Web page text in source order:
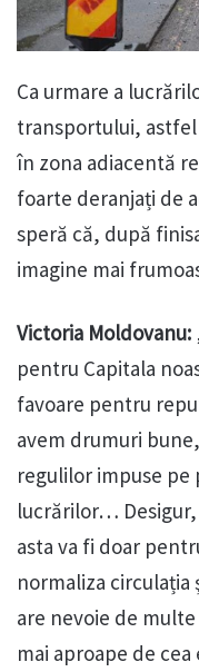
Ca urmare a
transportului,
în zona adiacentă
foarte deranjați de
speră că, după
imagine mai
Victoria Moldovanu:
pentru Capitala
favoare pentru
avem drumuri
regulilor impuse pe
lucrărilor…
asta va fi doar
normaliza
are nevoie de
mai aproape de